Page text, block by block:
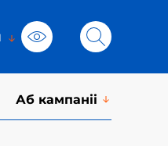
Аб кампаніі